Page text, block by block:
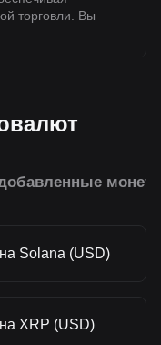
торговли. Вы
Solana (USD)
XRP (USD)